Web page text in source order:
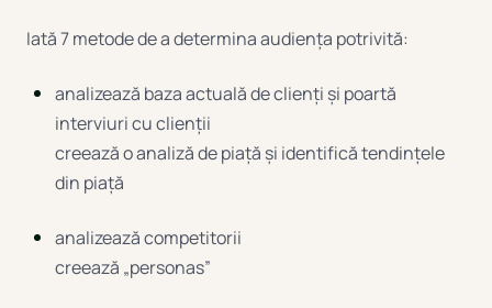
Iată 7 metode de a determina audiența potrivită:
analizează baza actuală de clienți și poartă
interviuri cu clienții
creează o analiză de piață și identifică tendințele
din piață
analizează competitorii
creează „personas”